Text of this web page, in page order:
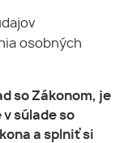
osobných
so Zákonom, je
súlade so
a splniť si